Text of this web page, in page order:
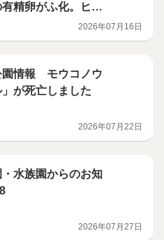
精卵がふ化。ヒナ
2026年07月16日
園情報 モウコノウ
が死亡しました
2026年07月22日
水族園からのお知
2026年07月27日